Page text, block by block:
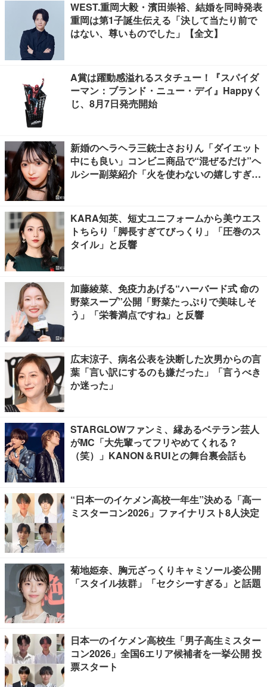
WEST.重岡大毅・濱田崇裕、結婚を同時発表
重岡は第1子誕生伝える「決して当たり前で
はない、尊いものでした」【全文】
A賞は躍動感溢れるスタチュー！『スパイダ
ーマン：ブランド・ニュー・デイ』Happyく
じ、8月7日発売開始
新婚のヘラヘラ三銃士さおりん「ダイエット
中にも良い」コンビニ商品で“混ぜるだけ”ヘ
ルシー副菜紹介「火を使わないの嬉しすぎ
KARA知英、短丈ユニフォームから美ウエス
トちらり「脚長すぎてびっくり」「圧巻のス
タイル」と反響
加藤綾菜、免疫力あげる“ハーバード式 命の
野菜スープ”公開「野菜たっぷりで美味しそ
う」「栄養満点ですね」と反響
広末涼子、病名公表を決断した次男からの言
葉「言い訳にするのも嫌だった」「言うべき
か迷った」
STARGLOWファンミ、縁あるベテラン芸人
がMC「大先輩ってフリやめてくれる？
（笑）」KANON＆RUIとの舞台裏会話も
“日本一のイケメン高校一年生”決める「高一
ミスターコン2026」ファイナリスト8人決定
菊地姫奈、胸元ざっくりキャミソール姿公開
「スタイル抜群」「セクシーすぎる」と話題
日本一のイケメン高校生「男子高生ミスター
コン2026」全国6エリア候補者を一挙公開 投
票スタート